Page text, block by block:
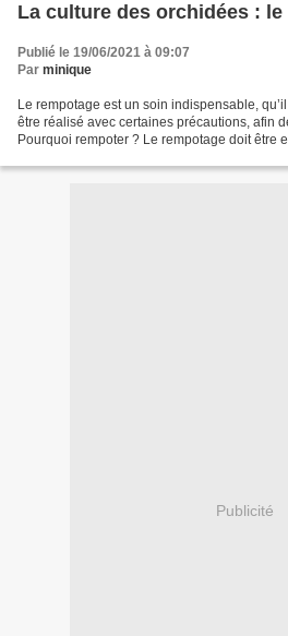
La culture des orchidées : le
Publié le 19/06/2021 à 09:07
Par minique
Le rempotage est un soin indispensable,
être réalisé avec certaines précautions, afin
Pourquoi rempoter ? Le rempotage doit être
Publicité